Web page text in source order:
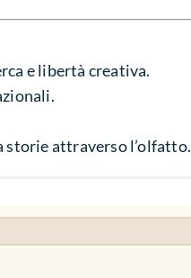
e libertà creativa.
storie attraverso l’olfatto.